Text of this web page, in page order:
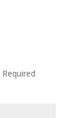
Required